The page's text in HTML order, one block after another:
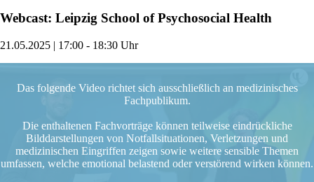
Webcast: Leipzig School of Psychosocial Health
21.05.2025 | 17:00 - 18:30 Uhr
Das folgende Video richtet sich ausschließlich an medizinisches
Fachpublikum.
Die enthaltenen Fachvorträge können teilweise eindrückliche
Bilddarstellungen von Notfallsituationen, Verletzungen und
medizinischen Eingriffen zeigen sowie weitere sensible Themen
umfassen, welche emotional belastend oder verstörend wirken können.